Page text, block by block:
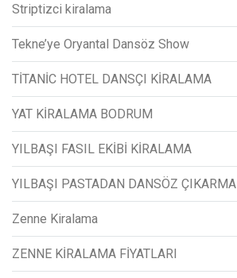
Striptizci kiralama
Tekne’ye Oryantal Dansöz Show
TİTANİC HOTEL DANSÇI KİRALAMA
YAT KİRALAMA BODRUM
YILBAŞI FASIL EKİBİ KİRALAMA
YILBAŞI PASTADAN DANSÖZ ÇIKARMA
Zenne Kiralama
ZENNE KİRALAMA FİYATLARI